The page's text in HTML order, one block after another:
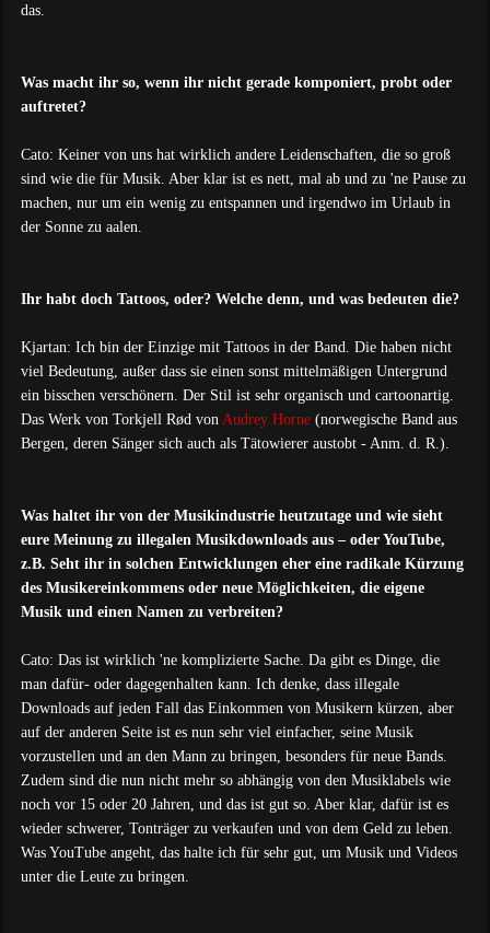
das.
Was macht ihr so, wenn ihr nicht gerade komponiert, probt oder
auftretet?
Cato: Keiner von uns hat wirklich andere Leidenschaften, die so groß
sind wie die für Musik. Aber klar ist es nett, mal ab und zu 'ne Pause zu
machen, nur um ein wenig zu entspannen und irgendwo im Urlaub in
der Sonne zu aalen.
Ihr habt doch Tattoos, oder? Welche denn, und was bedeuten die?
Kjartan: Ich bin der Einzige mit Tattoos in der Band. Die haben nicht
viel Bedeutung, außer dass sie einen sonst mittelmäßigen Untergrund
ein bisschen verschönern. Der Stil ist sehr organisch und cartoonartig.
Das Werk von Torkjell Rød von Audrey Horne (norwegische Band aus
Bergen, deren Sänger sich auch als Tätowierer austobt - Anm. d. R.).
Was haltet ihr von der Musikindustrie heutzutage und wie sieht
eure Meinung zu illegalen Musikdownloads aus – oder YouTube,
z.B. Seht ihr in solchen Entwicklungen eher eine radikale Kürzung
des Musikereinkommens oder neue Möglichkeiten, die eigene
Musik und einen Namen zu verbreiten?
Cato: Das ist wirklich 'ne komplizierte Sache. Da gibt es Dinge, die
man dafür- oder dagegenhalten kann. Ich denke, dass illegale
Downloads auf jeden Fall das Einkommen von Musikern kürzen, aber
auf der anderen Seite ist es nun sehr viel einfacher, seine Musik
vorzustellen und an den Mann zu bringen, besonders für neue Bands.
Zudem sind die nun nicht mehr so abhängig von den Musiklabels wie
noch vor 15 oder 20 Jahren, und das ist gut so. Aber klar, dafür ist es
wieder schwerer, Tonträger zu verkaufen und von dem Geld zu leben.
Was YouTube angeht, das halte ich für sehr gut, um Musik und Videos
unter die Leute zu bringen.